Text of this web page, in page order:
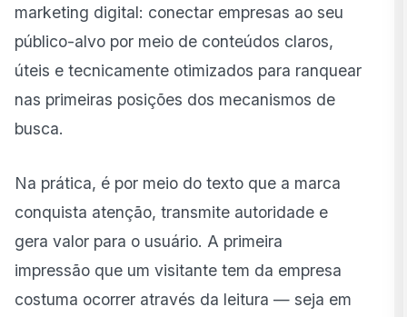
Digital?
O Que Não Pode Acontecer na Redação Digital
Considerações Finais: Redação Digital como Pilar da
Presença Online
marketing digital: conectar empresas ao seu
público-alvo por meio de conteúdos claros,
úteis e tecnicamente otimizados para ranquear
nas primeiras posições dos mecanismos de
busca.
Na prática, é por meio do texto que a marca
conquista atenção, transmite autoridade e
gera valor para o usuário. A primeira
impressão que um visitante tem da empresa
costuma ocorrer através da leitura — seja em